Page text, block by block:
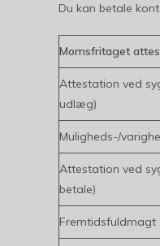
Du kan betale
Momsfritaget
Attestation ved
udlæg)
Muligheds-/
Attestation ved
betale)
Fremtidsfuldmagt